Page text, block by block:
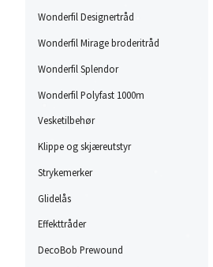
Wonderfil Designertråd
Wonderfil Mirage broderitråd
Wonderfil Splendor
Wonderfil Polyfast 1000m
Vesketilbehør
Klippe og skjæreutstyr
Strykemerker
Glidelås
Effekttråder
DecoBob Prewound